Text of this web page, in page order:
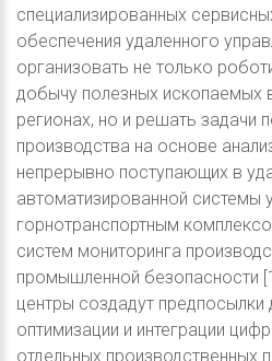
специализированных
обеспечения удаленного
организовать не только
добычу полезных ископаемых
регионах, но и решать задачи
производства на основе
непрерывно поступающих в
автоматизированной системы
горнотранспортным
систем мониторинга
промышленной безопасности
центры создадут предпосылки
оптимизации и интеграции
отдельных производственных